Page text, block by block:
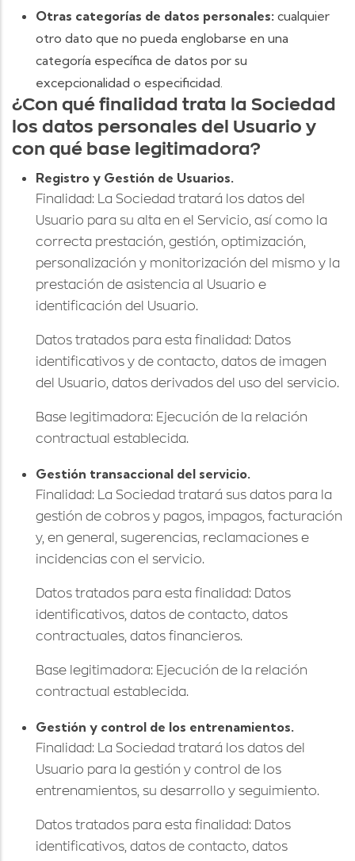
Otras categorías de datos personales: cualquier
otro dato que no pueda englobarse en una
categoría específica de datos por su
excepcionalidad o especificidad.
¿Con qué finalidad trata la Sociedad
los datos personales del Usuario y
con qué base legitimadora?
Registro y Gestión de Usuarios.
Finalidad: La Sociedad tratará los datos del
Usuario para su alta en el Servicio, así como la
correcta prestación, gestión, optimización,
personalización y monitorización del mismo y la
prestación de asistencia al Usuario e
identificación del Usuario.
Datos tratados para esta finalidad: Datos
identificativos y de contacto, datos de imagen
del Usuario, datos derivados del uso del servicio.
Base legitimadora: Ejecución de la relación
contractual establecida.
Gestión transaccional del servicio.
Finalidad: La Sociedad tratará sus datos para la
gestión de cobros y pagos, impagos, facturación
y, en general, sugerencias, reclamaciones e
incidencias con el servicio.
Datos tratados para esta finalidad: Datos
identificativos, datos de contacto, datos
contractuales, datos financieros.
Base legitimadora: Ejecución de la relación
contractual establecida.
Gestión y control de los entrenamientos.
Finalidad: La Sociedad tratará los datos del
Usuario para la gestión y control de los
entrenamientos, su desarrollo y seguimiento.
Datos tratados para esta finalidad: Datos
identificativos, datos de contacto, datos